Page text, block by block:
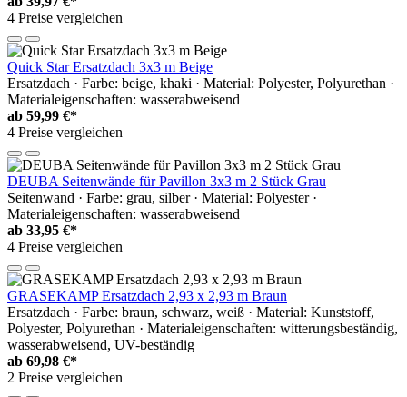
4 Preise vergleichen
Quick Star Ersatzdach 3x3 m Beige
Ersatzdach · Farbe: beige, khaki · Material: Polyester, Polyurethan ·
Materialeigenschaften: wasserabweisend
ab 59,99 €*
4 Preise vergleichen
DEUBA Seitenwände für Pavillon 3x3 m 2 Stück Grau
Seitenwand · Farbe: grau, silber · Material: Polyester ·
Materialeigenschaften: wasserabweisend
ab 33,95 €*
4 Preise vergleichen
GRASEKAMP Ersatzdach 2,93 x 2,93 m Braun
Ersatzdach · Farbe: braun, schwarz, weiß · Material: Kunststoff,
Polyester, Polyurethan · Materialeigenschaften: witterungsbeständig,
wasserabweisend, UV-beständig
ab 69,98 €*
2 Preise vergleichen